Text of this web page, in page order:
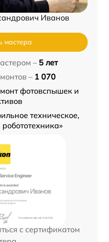
Иванов
мастера
– 5 лет
– 1 070
фотовспышек и
техническое,
с сертификатом